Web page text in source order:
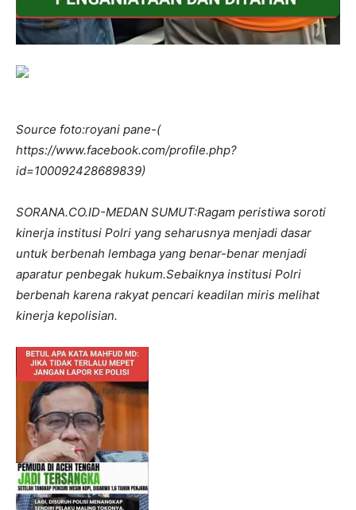
Source foto:royani pane-(
https://www.facebook.com/profile.php?
id=100092428689839)
SORANA.CO.ID-MEDAN SUMUT:Ragam peristiwa soroti
kinerja institusi Polri yang seharusnya menjadi dasar
untuk berbenah lembaga yang benar-benar menjadi
aparatur penbegak hukum.Sebaiknya institusi Polri
berbenah karena rakyat pencari keadilan miris melihat
kinerja kepolisian.